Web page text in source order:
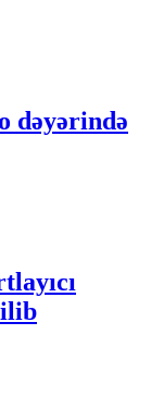
dəyərində